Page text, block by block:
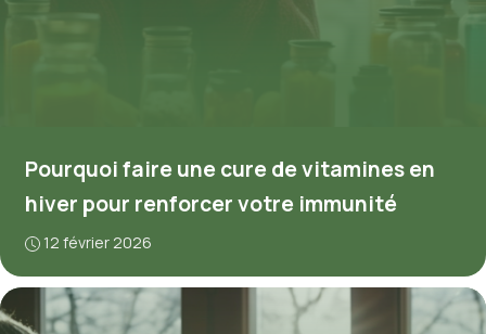
Pourquoi faire une cure de vitamines en
hiver pour renforcer votre immunité
12 février 2026